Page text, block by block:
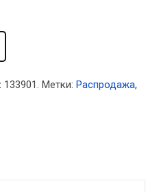
133901. Метки: Распродажа,